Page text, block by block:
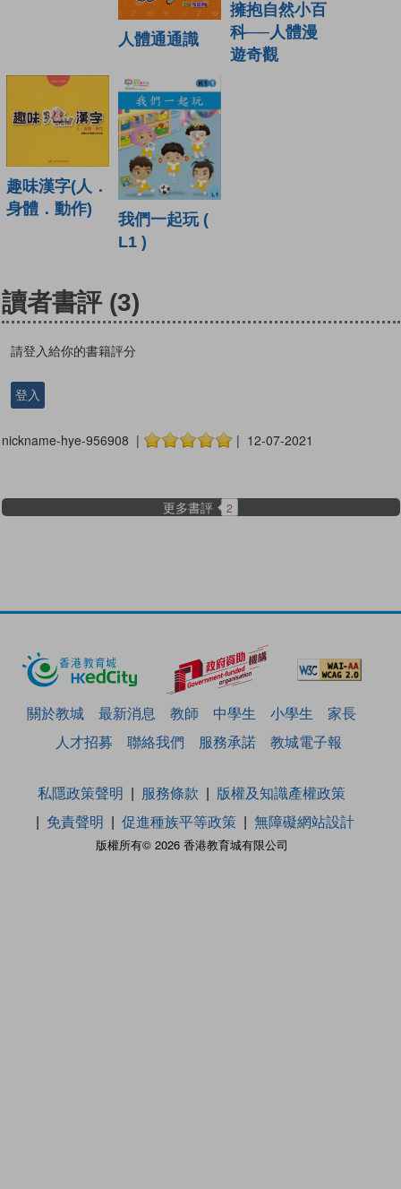
人體通通識
擁抱自然小百
科──人體漫
遊奇觀
趣味漢字(人．
身體．動作)
我們一起玩 (
L1 )
讀者書評 (3)
請登入給你的書籍評分
登入
nickname-hye-956908 | | 12-07-2021
更多書評 2
關於教城 最新消息 教師 中學生 小學生
家長
人才招募
聯絡我們 服務承諾 教城電子報
版權所有© 2026 香港教育城有限公司
私隱政策聲明 服務條款
版權及知識產權政策
免責聲明
促進種族平等政策 無障礙網站設計